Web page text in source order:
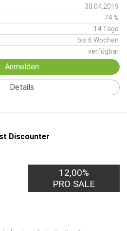
30.04.2019
74 %
14 Tage
bis 6 Wochen
verfügbar
Anmelden
Details
Discounter
12,00%
PRO SALE